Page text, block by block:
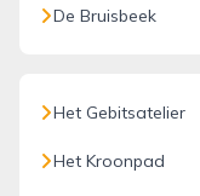
De Bruisbeek
Het Gebitsatelier
Het Kroonpad